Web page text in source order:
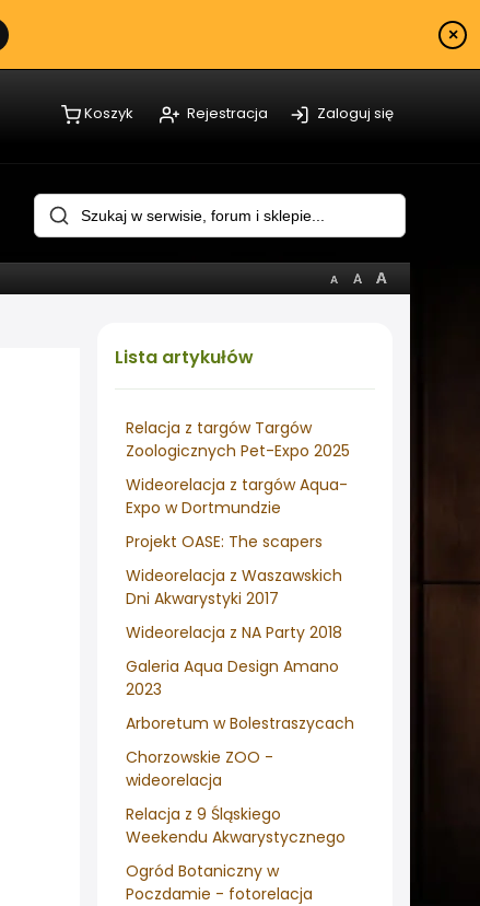
×
Koszyk Rejestracja Zaloguj się
Lista artykułów
Relacja z targów Targów
Zoologicznych Pet-Expo 2025
Wideorelacja z targów Aqua-
Expo w Dortmundzie
Projekt OASE: The scapers
Wideorelacja z Waszawskich
Dni Akwarystyki 2017
Wideorelacja z NA Party 2018
Galeria Aqua Design Amano
2023
Arboretum w Bolestraszycach
Chorzowskie ZOO -
wideorelacja
Relacja z 9 Śląskiego
Weekendu Akwarystycznego
Ogród Botaniczny w
Poczdamie - fotorelacja